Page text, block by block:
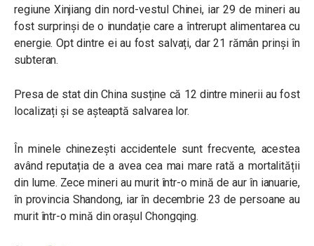
regiune Xinjiang din nord-vestul Chinei, iar 29 de mineri au
fost surprinși de o inundație care a întrerupt alimentarea cu
energie. Opt dintre ei au fost salvați, dar 21 rămân prinși în
subteran.
Presa de stat din China susține că 12 dintre minerii au fost
localizați și se așteaptă salvarea lor.
În minele chinezești accidentele sunt frecvente, acestea
având reputația de a avea cea mai mare rată a mortalității
din lume. Zece mineri au murit într-o mină de aur în ianuarie,
în provincia Shandong, iar în decembrie 23 de persoane au
murit într-o mină din orașul Chongqing.